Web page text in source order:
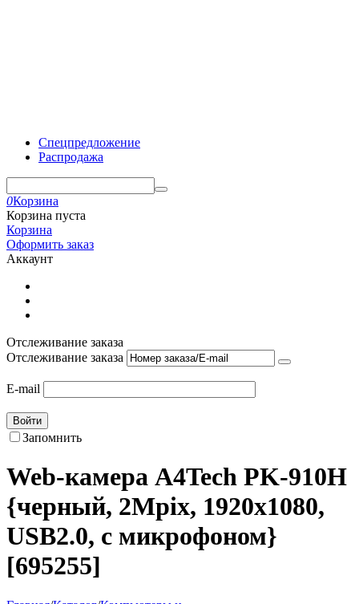
Спецпредложение
Распродажа
0Корзина
Корзина пуста
Корзина
Оформить заказ
Аккаунт
Отслеживание заказа
Отслеживание заказа
E-mail
Войти
Запомнить
Web-камера A4Tech PK-910H
{черный, 2Mpix, 1920x1080,
USB2.0, с микрофоном}
[695255]